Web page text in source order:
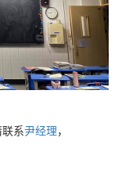
系尹经理，